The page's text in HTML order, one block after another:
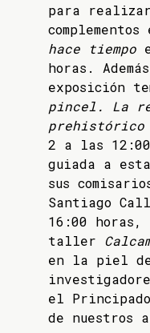
para
complementos
hace tiempo
horas.
exposición
pincel. La
prehistórico
2 a las
guiada a
sus
Santiago
16:00
taller
en la piel
el
de nuestros